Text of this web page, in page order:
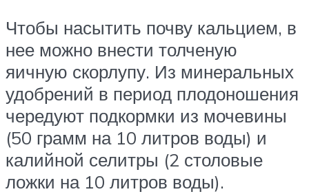
Чтобы насытить почву кальцием, в
нее можно внести толченую
яичную скорлупу. Из минеральных
удобрений в период плодоношения
чередуют подкормки из мочевины
(50 грамм на 10 литров воды) и
калийной селитры (2 столовые
ложки на 10 литров воды).